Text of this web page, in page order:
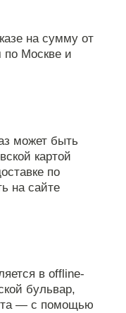
на сумму от
по Москве и
может быть
картой
по
на сайте
в offline-
бульвар,
— с помощью